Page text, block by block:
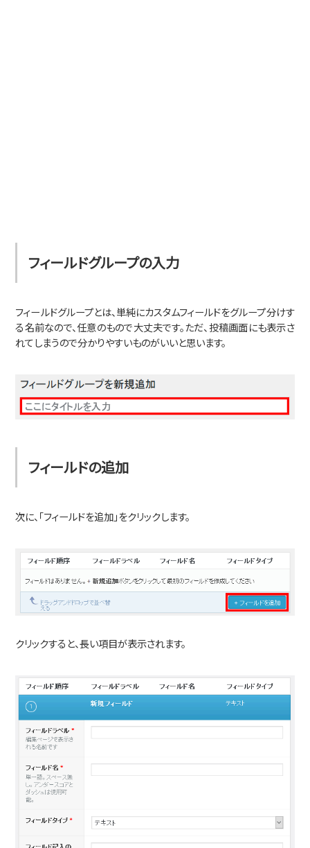
フィールドグループの入力
フィールドグループとは、単純にカスタムフィールドをグループ分けす
る名前なので、任意のもので大丈夫です。ただ、投稿画面にも表示さ
れてしまうので分かりやすいものがいいと思います。
フィールドの追加
次に、「フィールドを追加」をクリックします。
クリックすると、長い項目が表示されます。